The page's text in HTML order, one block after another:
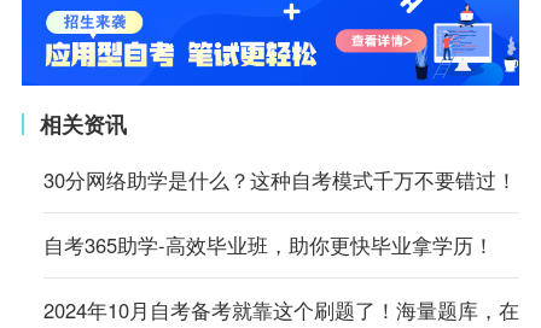
相关资讯
30分网络助学是什么？这种自考模式千万不要错过！
自考365助学-高效毕业班，助你更快毕业拿学历！
2024年10月自考备考就靠这个刷题了！海量题库，在